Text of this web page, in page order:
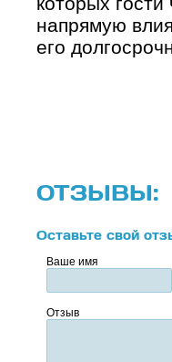
напрямую
его
ОТЗЫВЫ:
Оставьте свой
Ваше имя
Отзыв